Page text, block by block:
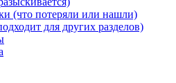
(что потеряли или нашли)
для других разделов)